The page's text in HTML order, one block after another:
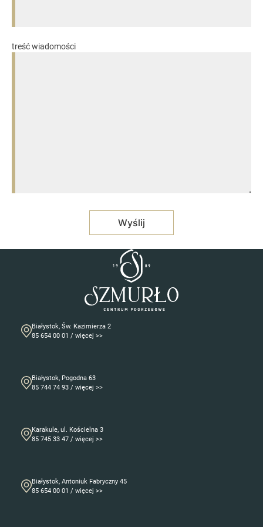
treść wiadomości
Białystok, Św. Kazimierza 2
85 654 00 01 / więcej >>
Białystok, Pogodna 63
85 744 74 93 / więcej >>
Karakule, ul. Kościelna 3
85 745 33 47 / więcej >>
Białystok, Antoniuk Fabryczny 45
85 654 00 01 / więcej >>